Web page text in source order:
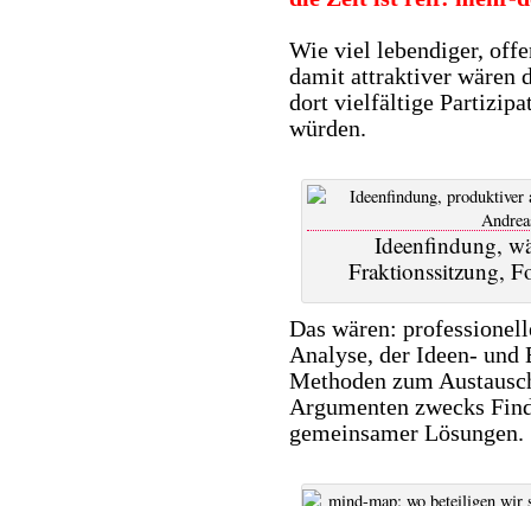
Wie viel lebendiger,
damit attraktiver wären
dort vielfältige
würden.
Ideenfindung,
Fraktionssitzung,
Das wären:
Analyse, der Ideen- und
Methoden zum
Argumenten zwecks
gemeinsamer Lösungen.